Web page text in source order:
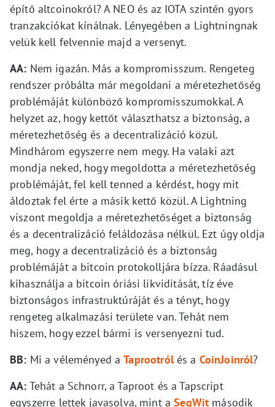
építő altcoinokról? A NEO és az IOTA szintén gyors
tranzakciókat kínálnak. Lényegében a Lightningnak
velük kell felvennie majd a versenyt.
AA: Nem igazán. Más a kompromisszum. Rengeteg
rendszer próbálta már megoldani a méretezhetőség
problémáját különböző kompromisszumokkal. A
helyzet az, hogy kettőt választhatsz a biztonság, a
méretezhetőség és a decentralizáció közül.
Mindhárom egyszerre nem megy. Ha valaki azt
mondja neked, hogy megoldotta a méretezhetőség
problémáját, fel kell tenned a kérdést, hogy mit
áldoztak fel érte a másik kettő közül. A Lightning
viszont megoldja a méretezhetőséget a biztonság
és a decentralizáció feláldozása nélkül. Ezt úgy oldja
meg, hogy a decentralizáció és a biztonság
problémáját a bitcoin protokolljára bízza. Ráadásul
kihasználja a bitcoin óriási likviditását, tíz éve
biztonságos infrastruktúráját és a tényt, hogy
rengeteg alkalmazási területe van. Tehát nem
hiszem, hogy ezzel bármi is versenyezni tud.
BB: Mi a véleményed aTaprootrólés a CoinJoinról?
AA: Tehát a Schnorr, a Taproot és a Tapscript
egyszerre lettek javasolva, mint aSegWit második